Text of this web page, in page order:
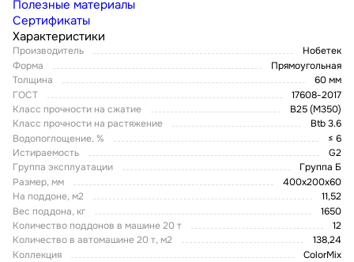
Полезные материалы
Сертификаты
Характеристики
Производитель
Нобетек
Форма
Прямоугольная
Толщина
60 мм
ГОСТ
17608-2017
Класс прочности на сжатие
В25 (М350)
Класс прочности на растяжение
Btb 3.6
Водопоглощение, %
≤ 6
Истираемость
G2
Группа эксплуатации
Группа Б
Размер, мм
400х200х60
На поддоне, м2
11,52
Вес поддона, кг
1650
Количество поддонов в машине 20 т
12
Количество в автомашине 20 т, м2
138,24
Коллекция
ColorMix